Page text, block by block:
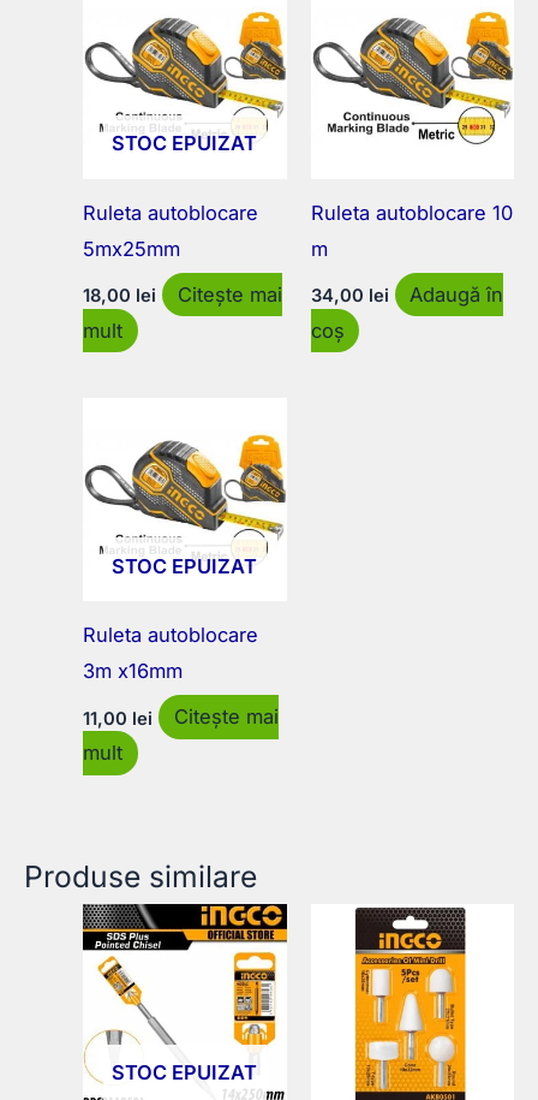
STOC EPUIZAT
Ruleta autoblocare
5mx25mm
18,00 lei
Citește mai
mult
Ruleta autoblocare 10
m
34,00 lei
Adaugă în
coș
STOC EPUIZAT
Ruleta autoblocare
3m x16mm
11,00 lei
Citește mai
mult
Produse similare
STOC EPUIZAT